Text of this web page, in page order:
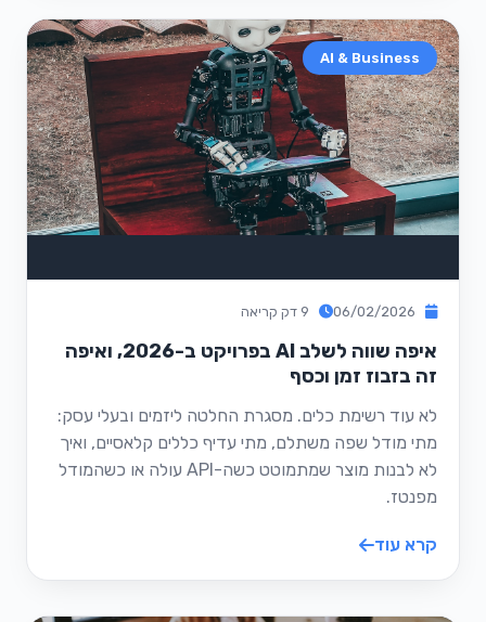
AI & Business
איפה שווה לשלב AI בפרויקט ב-2026, ואיפה
זה בזבוז זמן וכסף
לא עוד רשימת כלים. מסגרת החלטה ליזמים ובעלי עסק:
מתי מודל שפה משתלם, מתי עדיף כללים קלאסיים, ואיך
לא לבנות מוצר שמתמוטט כשה-API עולה או כשהמודל
מפנטז.
קרא עוד